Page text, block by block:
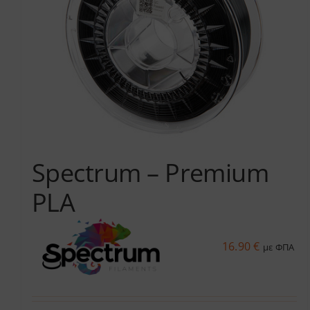
Spectrum – Premium
PLA
16.90€ με ΦΠΑ